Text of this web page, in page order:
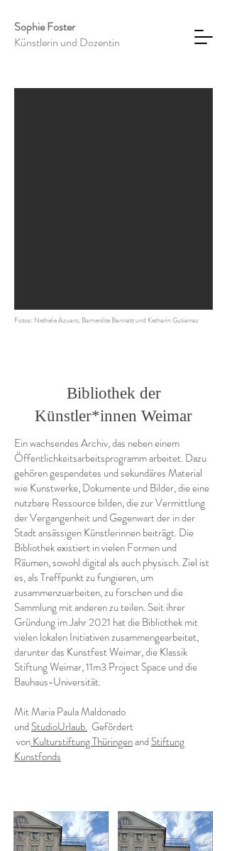
Sophie Foster
Künstlerin und Dozentin
Fotos: Nathalia Azuero, Bernardita Bennett und Katherin Gutierrez
Bibliothek der
Künstler*innen Weimar
Ein wachsendes Archiv, das neben einem
Öffentlichkeitsarbeitsprogramm arbeitet. Dazu
gehören gespendetes und sekundäres Material
wie Kunstwerke, Dokumente und Bilder, die eine
nutzbare Ressource bilden, die zur Vermittlung
der Vergangenheit und Gegenwart der in der
Stadt ansässigen Künstlerinnen beiträgt. Die
Bibliothek existiert in vielen Formen und
Räumen, sowohl digital als auch physisch. Ziel ist
es, als Treffpunkt zu fungieren, um
zusammenzuarbeiten, zu forschen und die
Sammlung mit anderen zu teilen. Seit ihrer
Gründung im Jahr 2021 hat die Bibliothek mit
vielen lokalen Initiativen zusammengearbeitet,
darunter das Kunstfest Weimar, die Klassik
Stiftung Weimar, 11m3 Project Space und die
Bauhaus-Universität.
Mit Maria Paula Maldonado
undStudioUrlaub. Gefördert
vonKulturstiftung ThüringenandStiftung
Kunstfonds